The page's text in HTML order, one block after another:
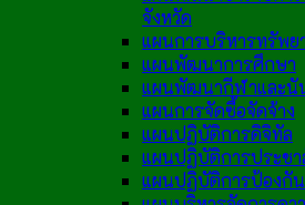
จังหวัด
แผนการบริหารทรัพย
แผนพัฒนาการศึกษา
แผนพัฒนากีฬาและนั
แผนการจัดซื้อจัดจ้าง
แผนปฏิบัติการดิจิทัล
แผนปฏิบัติการประช
แผนปฏิบัติการป้องกั